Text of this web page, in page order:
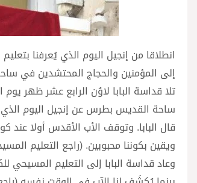
انطلاقا من إنجيل اليوم الذي يُعرفنا
إلى المؤمنين والحجاج المحتشدين في
قال البابا. وتوقف الأب الأقدس أولا عند
ويقين بكوننا محبوبين. (راجع التعليم
وعاد قداسة البابا إلى التعليم المسيحي